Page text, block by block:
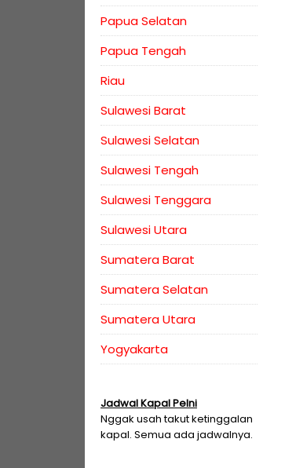
Papua Selatan
Papua Tengah
Riau
Sulawesi Barat
Sulawesi Selatan
Sulawesi Tengah
Sulawesi Tenggara
Sulawesi Utara
Sumatera Barat
Sumatera Selatan
Sumatera Utara
Yogyakarta
Jadwal Kapal Pelni
Nggak usah takut ketinggalan
kapal. Semua ada jadwalnya.